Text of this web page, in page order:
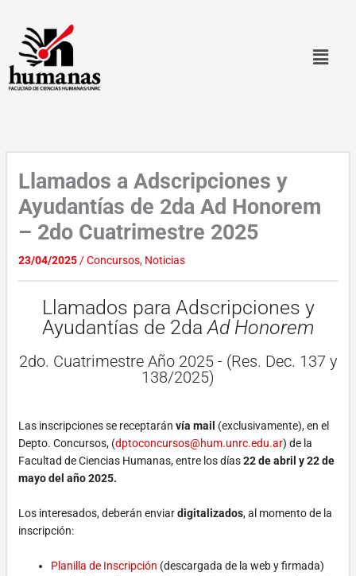
contenido
Llamados a Adscripciones y
Ayudantías de 2da Ad Honorem
– 2do Cuatrimestre 2025
23/04/2025/Concursos, Noticias
Llamados para Adscripciones y
Ayudantías de 2daAd Honorem
2do. Cuatrimestre Año 2025 - (Res. Dec. 137 y
138/2025)
Las inscripciones se receptarán vía mail (exclusivamente), en el
Depto. Concursos, (dptoconcursos@hum.unrc.edu.ar) de la
Facultad de Ciencias Humanas, entre los días22 de abril y 22 de
mayo del año 2025.
Los interesados, deberán enviardigitalizados, al momento de la
inscripción:
Planilla de Inscripción (descargada de la web y firmada)